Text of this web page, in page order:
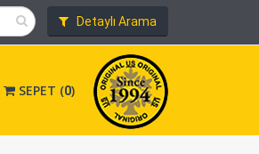
Detaylı Arama
SEPET (0)